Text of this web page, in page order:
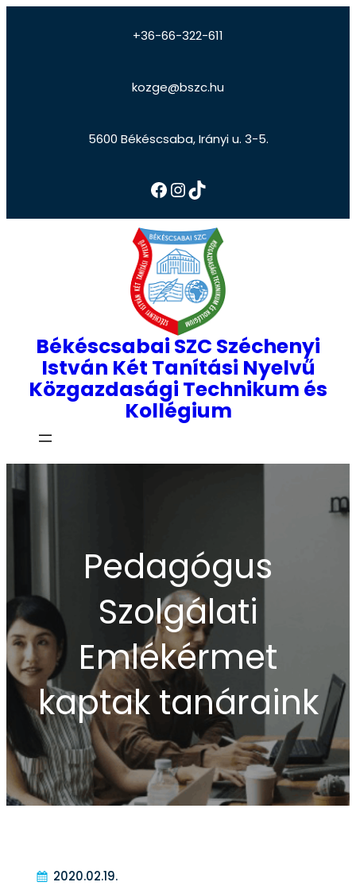
+36-66-322-611
kozge@bszc.hu
5600 Békéscsaba, Irányi u. 3-5.
Békéscsabai SZC Széchenyi
István Két Tanítási Nyelvű
Közgazdasági Technikum és
Kollégium
Pedagógus
Szolgálati
Emlékérmet
kaptak tanáraink
2020.02.19.